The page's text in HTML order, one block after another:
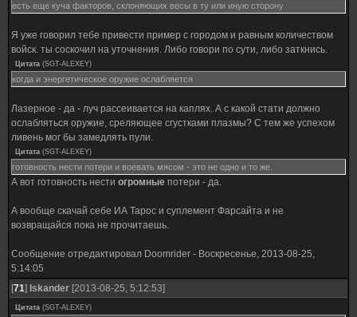
есть еще куча факторов, склоняющих весы в ту или иную сторону
Я уже говорил тебе привести пример с городом и равным количеством
войск. ты соскочил на уточнения. Либо говори по сути, либо заткнись.
Цитата (SGT-ALEXEY)
когда и энергетическое оружие ослабляется
Лазерное - да - луч рассеивается на каплях. А с какой стати должно
ослабляться оружие, среляющее сгустками плазмы? С тем же успехом
ливень мог бы замедлять пули.
Цитата (SGT-ALEXEY)
готовность нести потери и воевать мясом - это не одно и то же.
А вот готовность нести огромные потери - да.
А вообще скачай себе ИА Тарос и суплемент Фарсайта и не
возвращайся пока не прочитаешь.
Сообщение отредактировал Doomrider - Воскресенье, 2013-08-25,
5:14:05
[71] Iskander [2013-08-25, 5:12:53]
Цитата (SGT-ALEXEY)